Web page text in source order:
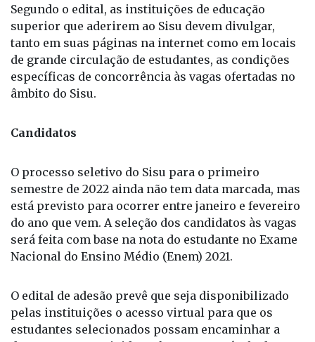
Segundo o edital, as instituições de educação
superior que aderirem ao Sisu devem divulgar,
tanto em suas páginas na internet como em locais
de grande circulação de estudantes, as condições
específicas de concorrência às vagas ofertadas no
âmbito do Sisu.
Candidatos
O processo seletivo do Sisu para o primeiro
semestre de 2022 ainda não tem data marcada, mas
está previsto para ocorrer entre janeiro e fevereiro
do ano que vem. A seleção dos candidatos às vagas
será feita com base na nota do estudante no Exame
Nacional do Ensino Médio (Enem) 2021.
O edital de adesão prevê que seja disponibilizado
pelas instituições o acesso virtual para que os
estudantes selecionados possam encaminhar a